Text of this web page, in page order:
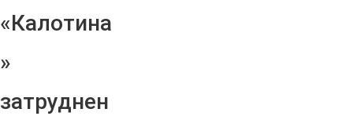
«Калотина
»
затруднен